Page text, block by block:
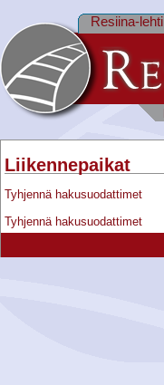
Resiina-lehti
Liikennepaikat
Tyhjennä hakusuodattimet
Tyhjennä hakusuodattimet